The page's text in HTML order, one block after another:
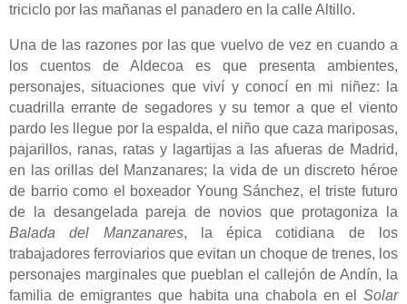
triciclo por las mañanas el panadero en la calle Altillo.
Una de las razones por las que vuelvo de vez en cuando a
los cuentos de Aldecoa es que presenta ambientes,
personajes, situaciones que viví y conocí en mi niñez: la
cuadrilla errante de segadores y su temor a que el viento
pardo les llegue por la espalda, el niño que caza mariposas,
pajarillos, ranas, ratas y lagartijas a las afueras de Madrid,
en las orillas del Manzanares; la vida de un discreto héroe
de barrio como el boxeador Young Sánchez, el triste futuro
de la desangelada pareja de novios que protagoniza la
Balada del Manzanares, la épica cotidiana de los
trabajadores ferroviarios que evitan un choque de trenes, los
personajes marginales que pueblan el callejón de Andín, la
familia de emigrantes que habita una chabola en el Solar